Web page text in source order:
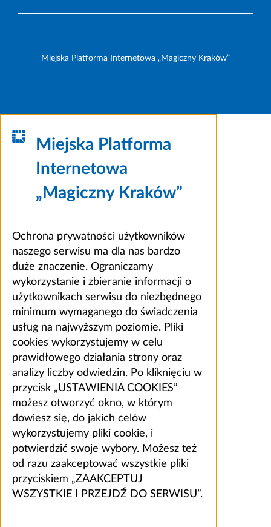
Miejska Platforma Internetowa „Magiczny Kraków”
Miejska Platforma
Internetowa
„Magiczny Kraków”
Ochrona prywatności użytkowników
naszego serwisu ma dla nas bardzo
duże znaczenie. Ograniczamy
wykorzystanie i zbieranie informacji o
użytkownikach serwisu do niezbędnego
minimum wymaganego do świadczenia
usług na najwyższym poziomie. Pliki
cookies wykorzystujemy w celu
prawidłowego działania strony oraz
analizy liczby odwiedzin. Po kliknięciu w
przycisk „USTAWIENIA COOKIES”
możesz otworzyć okno, w którym
dowiesz się, do jakich celów
wykorzystujemy pliki cookie, i
potwierdzić swoje wybory. Możesz też
od razu zaakceptować wszystkie pliki
przyciskiem „ZAAKCEPTUJ
WSZYSTKIE I PRZEJDŹ DO SERWISU”.